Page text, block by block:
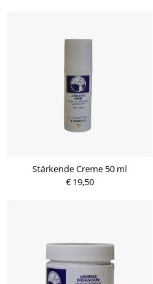
Stärkende Creme 50 ml
€ 19,50